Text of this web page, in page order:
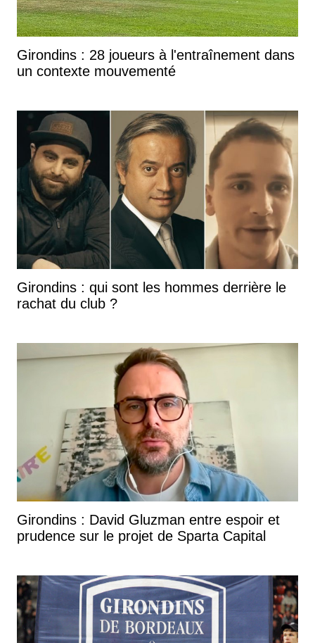
Girondins : 28 joueurs à l'entraînement dans
un contexte mouvementé
Girondins : qui sont les hommes derrière le
rachat du club ?
Girondins : David Gluzman entre espoir et
prudence sur le projet de Sparta Capital